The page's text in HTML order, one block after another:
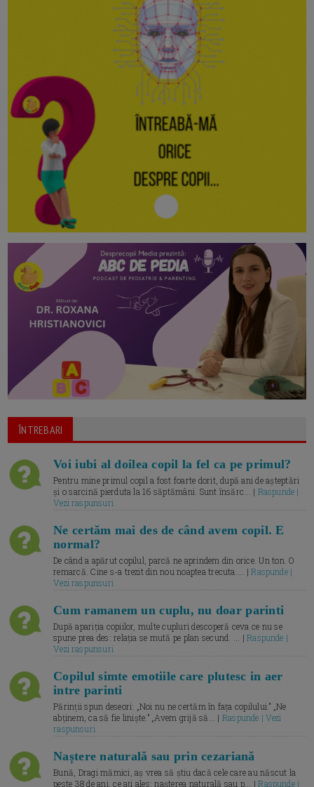
ÎNTREBARI
Voi iubi al doilea copil la fel ca pe primul?
Pentru mine primul copil a fost foarte dorit, după ani de așteptări
și o sarcină pierduta la 16 săptămâni. Sunt însărc... | Raspunde |
Vezi raspunsuri
Ne certăm mai des de când avem copil. E
normal?
De când a apărut copilul, parcă ne aprindem din orice. Un ton. O
remarcă. Cine s-a trezit din nou noaptea trecuta.... |Raspunde |
Vezi raspunsuri
Cum ramanem un cuplu, nu doar parinti
După apariția copiilor, multe cupluri descoperă ceva ce nu se
spune prea des: relația se mută pe plan secund. ... |Raspunde |
Vezi raspunsuri
Copilul simte emotiile care plutesc in aer
intre parinti
Părinții spun deseori: „Noi nu ne certăm în fața copilului.” „Ne
abținem, ca să fie liniște.” „Avem grijă să... | Raspunde | Vezi
raspunsuri
Naștere naturală sau prin cezariană
Bună, Dragi mămici, aș vrea să știu dacă cele care au născut la
peste 38 de ani, ce ați ales: nașterea naturală sau p... |Raspunde |